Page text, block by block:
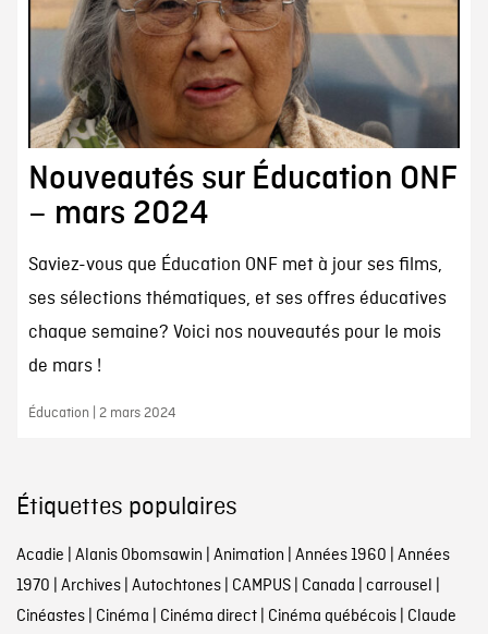
Nouveautés sur Éducation ONF
– mars 2024
Saviez-vous que Éducation ONF met à jour ses films,
ses sélections thématiques, et ses offres éducatives
chaque semaine? Voici nos nouveautés pour le mois
de mars !
Éducation | 2 mars 2024
Étiquettes populaires
Acadie Alanis Obomsawin Animation Années 1960 Années
1970 Archives| Autochtones| CAMPUS| Canada carrousel
Cinéastes| Cinéma Cinéma direct| Cinéma québécois| Claude